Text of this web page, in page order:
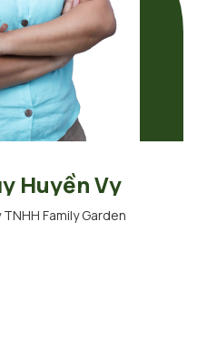
Huyền Vy
Family Garden